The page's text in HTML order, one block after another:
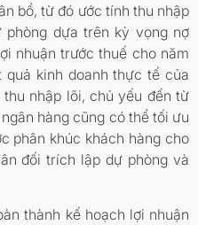
bổ, từ đó ước tính thu nhập
dựa trên kỳ vọng nợ
nhuận trước thuế cho năm
kinh doanh thực tế của
nhập lõi, chủ yếu đến từ
hàng cũng có thể tối ưu
phân khúc khách hàng cho
đối trích lập dự phòng và
thành kế hoạch lợi nhuận